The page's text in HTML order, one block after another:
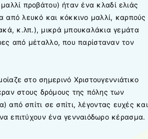
προβάτου) ήταν ένα κλαδί ελιάς
από λευκό και κόκκινο μαλλί, καρπούς
κ.λπ.), μικρά μπουκαλάκια γεμάτα
από μέταλλο, που παρίσταναν τον
στο σημερινό Χριστουγεννιάτικο
στους δρόμους της πόλης των
από σπίτι σε σπίτι, λέγοντας ευχές και
επιτύχουν ένα γενναιόδωρο κέρασμα.